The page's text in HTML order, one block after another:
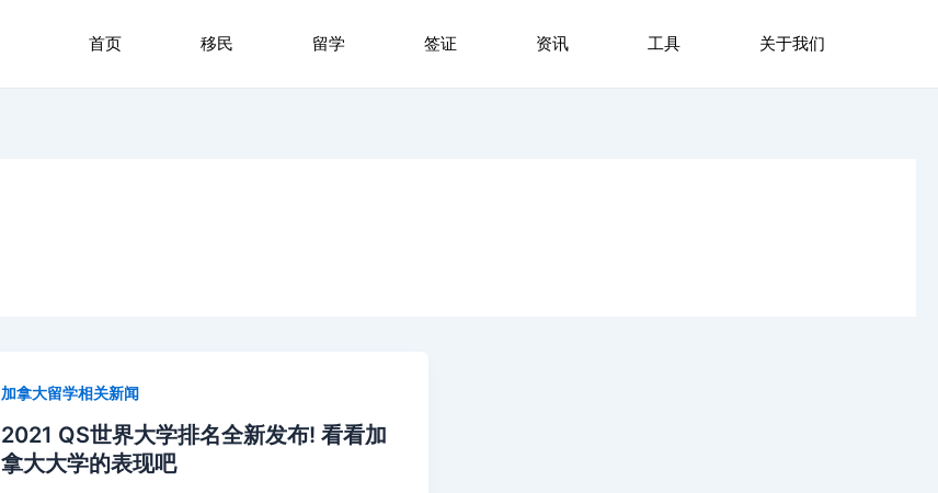
首页 移民 留学 签证 资讯 工具 关于我们
加拿大留学相关新闻
2021 QS世界大学排名全新发布! 看看加
拿大大学的表现吧